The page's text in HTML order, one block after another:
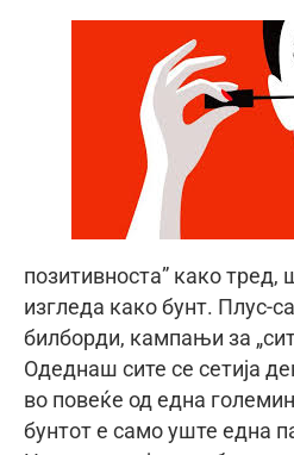
позитивноста” како тред,
изгледа како бунт. Плус-
билборди, кампањи за
Одеднаш сите се сетија
во повеќе од една
бунтот е само уште една